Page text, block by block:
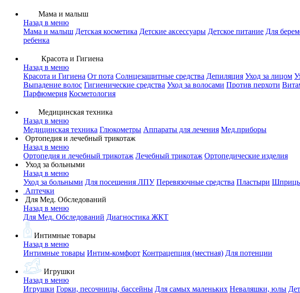
Мама и малыш
Назад в меню
Мама и малыш Детская косметика Детские аксессуары Детское питание Для
ребенка
Красота и Гигиена
Назад в меню
Красота и Гигиена От пота Солнцезащитные средства Депиляция Уход за лицом
Выпадение волос Гигиенические средства Уход за волосами Против перхоти
Парфюмерия Косметология
Медицинская техника
Назад в меню
Медицинская техника Глюкометры Аппараты для лечения Мед.приборы
Ортопедия и лечебный трикотаж
Назад в меню
Ортопедия и лечебный трикотаж Лечебный трикотаж Ортопедические изделия
Уход за больными
Назад в меню
Уход за больными Для посещения ЛПУ Перевязочные средства Пластыри
Аптечки
Для Мед. Обследований
Назад в меню
Для Мед. Обследований Диагностика ЖКТ
Интимные товары
Назад в меню
Интимные товары Интим-комфорт Контрацепция (местная) Для потенции
Игрушки
Назад в меню
Игрушки Горки, песочницы, бассейны Для самых маленьких Неваляшки, юлы